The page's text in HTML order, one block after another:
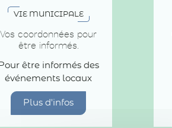
VIE MUNICIPALE
Vos coordonnées pour
être informés.
être informés des
événements locaux
Plus d'infos